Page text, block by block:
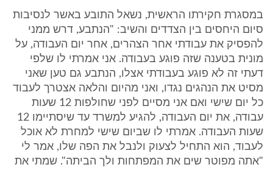
במסגרת חקירתו הראשית, נשאל התובע באשר לנסיבות
סיום היחסים בין הצדדים והשיב: "הנתבע, דרש ממני
להפסיק את עבודתי אחר הצהרים, אחר יום העבודה, על
מונית בטענה שזה פוגע בעבודה. אני אמרתי לו שלפי
דעתי זה לא פוגע בעבודתי אצלו, הנתבע גם טען שאני
מסיט את הנהגים נגדו, ואני מהיום והלאה אצטרך לעבוד
כל יום שישי ואם אני מסיים לפני שחולפות 12 שעות
עבודה, את יום העבודה, להגיע למשרד עד שיסתיימו 12
שעות העבודה. אמרתי לו שביום שישי למחרת לא אוכל
לעבוד, הוא התחיל לצעוק ולנבל את הפה שלו, אמר לי
"אתה מפוטר שים את המפתחות ולך הביתה". שמתי את